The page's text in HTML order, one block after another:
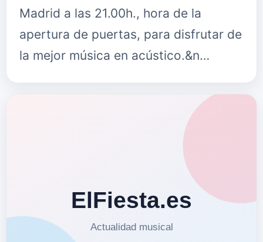
Madrid a las 21.00h., hora de la
apertura de puertas, para disfrutar de
la mejor música en acústico.&n…